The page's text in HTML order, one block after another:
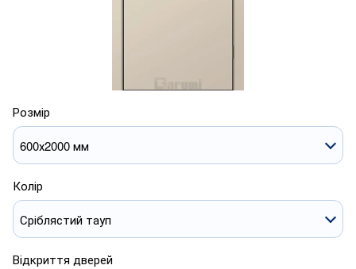
Розмір
600х2000 мм
Колір
Сріблястий тауп
Відкриття дверей